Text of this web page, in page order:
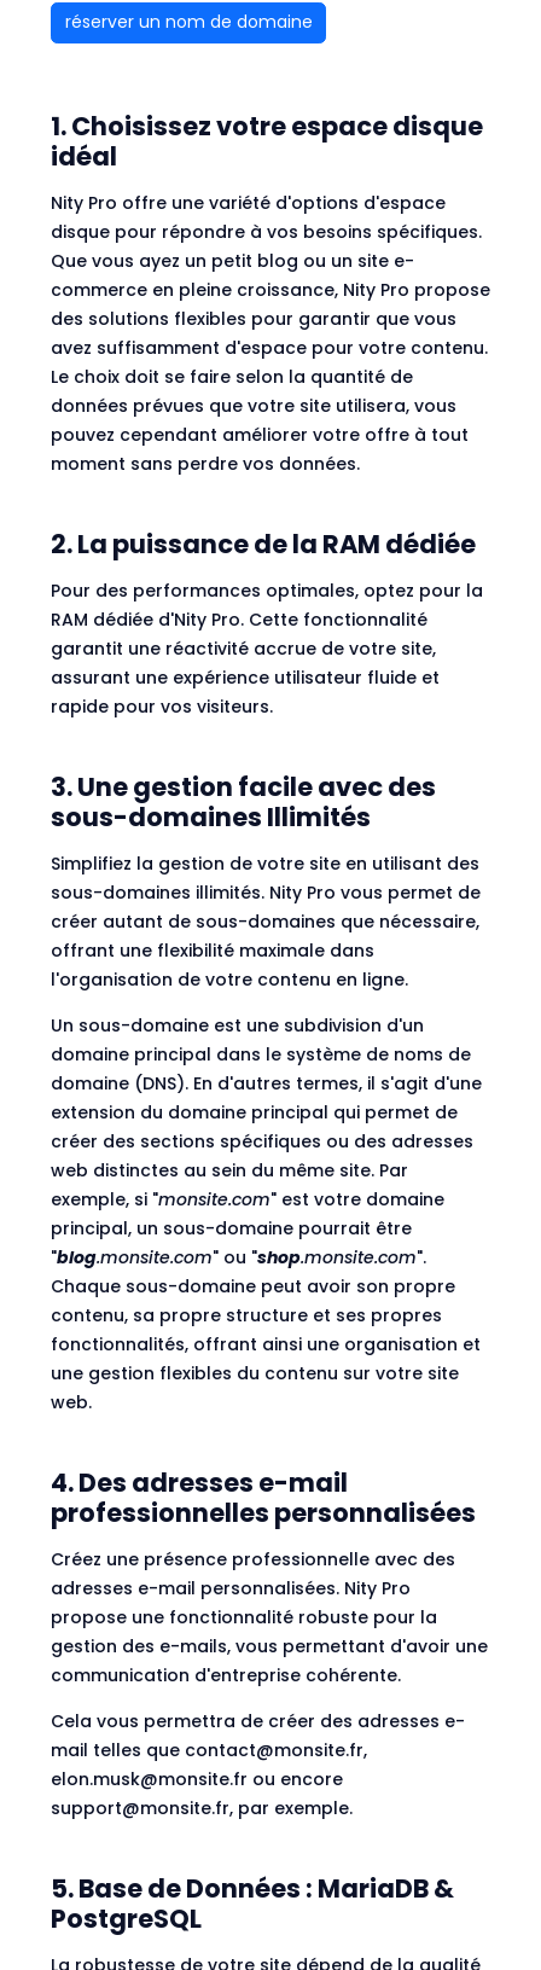
réserver un nom de domaine
1. Choisissez votre espace disque
idéal
Nity Pro offre une variété d'options d'espace
disque pour répondre à vos besoins spécifiques.
Que vous ayez un petit blog ou un site e-
commerce en pleine croissance, Nity Pro propose
des solutions flexibles pour garantir que vous
avez suffisamment d'espace pour votre contenu.
Le choix doit se faire selon la quantité de
données prévues que votre site utilisera, vous
pouvez cependant améliorer votre offre à tout
moment sans perdre vos données.
2. La puissance de la RAM dédiée
Pour des performances optimales, optez pour la
RAM dédiée d'Nity Pro. Cette fonctionnalité
garantit une réactivité accrue de votre site,
assurant une expérience utilisateur fluide et
rapide pour vos visiteurs.
3. Une gestion facile avec des
sous-domaines Illimités
Simplifiez la gestion de votre site en utilisant des
sous-domaines illimités. Nity Pro vous permet de
créer autant de sous-domaines que nécessaire,
offrant une flexibilité maximale dans
l'organisation de votre contenu en ligne.
Un sous-domaine est une subdivision d'un
domaine principal dans le système de noms de
domaine (DNS). En d'autres termes, il s'agit d'une
extension du domaine principal qui permet de
créer des sections spécifiques ou des adresses
web distinctes au sein du même site. Par
exemple, si "monsite.com" est votre domaine
principal, un sous-domaine pourrait être
"blog.monsite.com" ou "shop.monsite.com".
Chaque sous-domaine peut avoir son propre
contenu, sa propre structure et ses propres
fonctionnalités, offrant ainsi une organisation et
une gestion flexibles du contenu sur votre site
web.
4. Des adresses e-mail
professionnelles personnalisées
Créez une présence professionnelle avec des
adresses e-mail personnalisées. Nity Pro
propose une fonctionnalité robuste pour la
gestion des e-mails, vous permettant d'avoir une
communication d'entreprise cohérente.
Cela vous permettra de créer des adresses e-
mail telles que contact@monsite.fr,
elon.musk@monsite.fr ou encore
support@monsite.fr, par exemple.
5. Base de Données : MariaDB &
PostgreSQL
La robustesse de votre site dépend de la qualité